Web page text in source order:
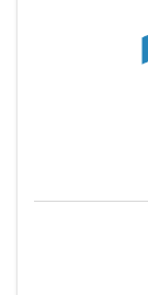
тягачей.
В число
Сады Придонья,
В компании 16
Краснодаре,
Ростове-на-
Техническое
Компания имеет